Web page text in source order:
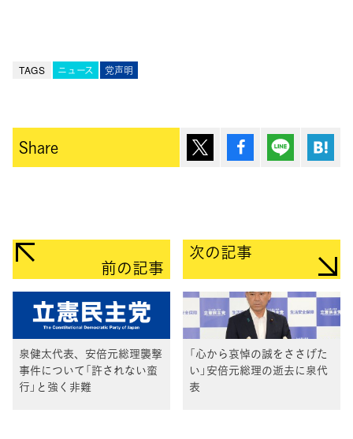
TAGS ニュース 党声明
Share ポスト シェア Lineで送
前の記事
泉健太代表、安倍元総理襲撃
事件について「許されない蛮
行」と強く非難
次の記事
「心から哀悼の誠をささげた
い」安倍元総理の逝去に泉代
表